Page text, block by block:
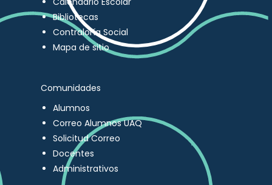
Bibliotecas
Contraloría Social
Mapa de sitio
Comunidades
Alumnos
Correo Alumnos UAQ
Solicitud Correo
Docentes
Administrativos